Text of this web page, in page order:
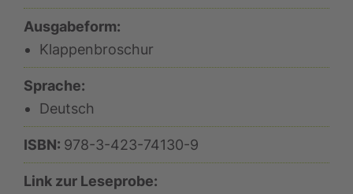
Ausgabeform:
Klappenbroschur
Sprache:
Deutsch
ISBN: 978-3-423-74130-9
Link zur Leseprobe: